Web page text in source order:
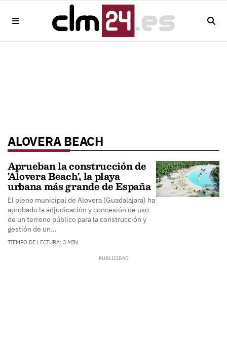
ALOVERA BEACH
Aprueban la construcción de
'Alovera Beach', la playa
urbana más grande de España
El pleno municipal de Alovera (Guadalajara) ha
aprobado la adjudicación y concesión de uso
de un terreno público para la construcción y
gestión de un…
TIEMPO DE LECTURA: 3 MIN.